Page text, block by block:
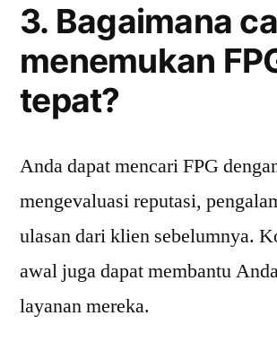
3. Bagaimana
menemukan
tepat?
Anda dapat mencari FPG
mengevaluasi reputasi,
ulasan dari klien sebelumnya.
awal juga dapat membantu
layanan mereka.